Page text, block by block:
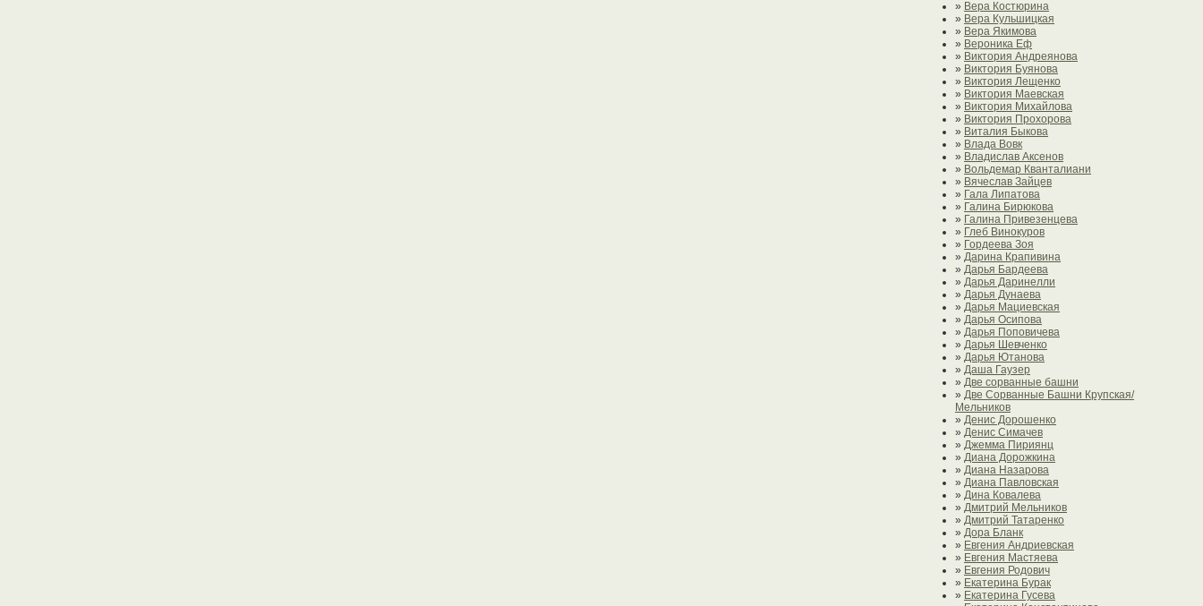
» Вера Костюрина
» Вера Кульшицкая
» Вера Якимова
» Вероника Еф
» Виктория Андреянова
» Виктория Буянова
» Виктория Лещенко
» Виктория Маевская
» Виктория Михайлова
» Виктория Прохорова
» Виталия Быкова
» Влада Вовк
» Владислав Аксенов
» Вольдемар Кванталиани
» Вячеслав Зайцев
» Гала Липатова
» Галина Бирюкова
» Галина Привезенцева
» Глеб Винокуров
» Гордеева Зоя
» Дарина Крапивина
» Дарья Бардеева
» Дарья Даринелли
» Дарья Дунаева
» Дарья Мациевская
» Дарья Осипова
» Дарья Поповичева
» Дарья Шевченко
» Дарья Ютанова
» Даша Гаузер
» Две сорванные башни
» Две Сорванные Башни Крупская/
Мельников
» Денис Дорошенко
» Денис Симачев
» Джемма Пириянц
» Диана Дорожкина
» Диана Назарова
» Диана Павловская
» Дина Ковалева
» Дмитрий Мельников
» Дмитрий Татаренко
» Дора Бланк
» Евгения Андриевская
» Евгения Мастяева
» Евгения Родович
» Екатерина Бурак
» Екатерина Гусева